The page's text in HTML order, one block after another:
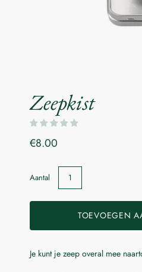
Zeepkist
€8.00
Aantal
TOEVOEGEN
Laat me weten wanneer dit product
Je kunt je zeep overal mee